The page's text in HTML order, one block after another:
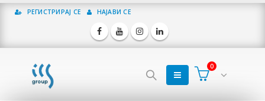
РЕГИСТРИРАЈ СЕ НАЈАВИ СЕ
0